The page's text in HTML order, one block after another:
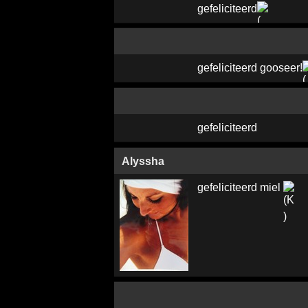
gefeliciteerd
gefeliciteerd gooseer!
gefeliciteerd
Alyssha
gefeliciteerd miel